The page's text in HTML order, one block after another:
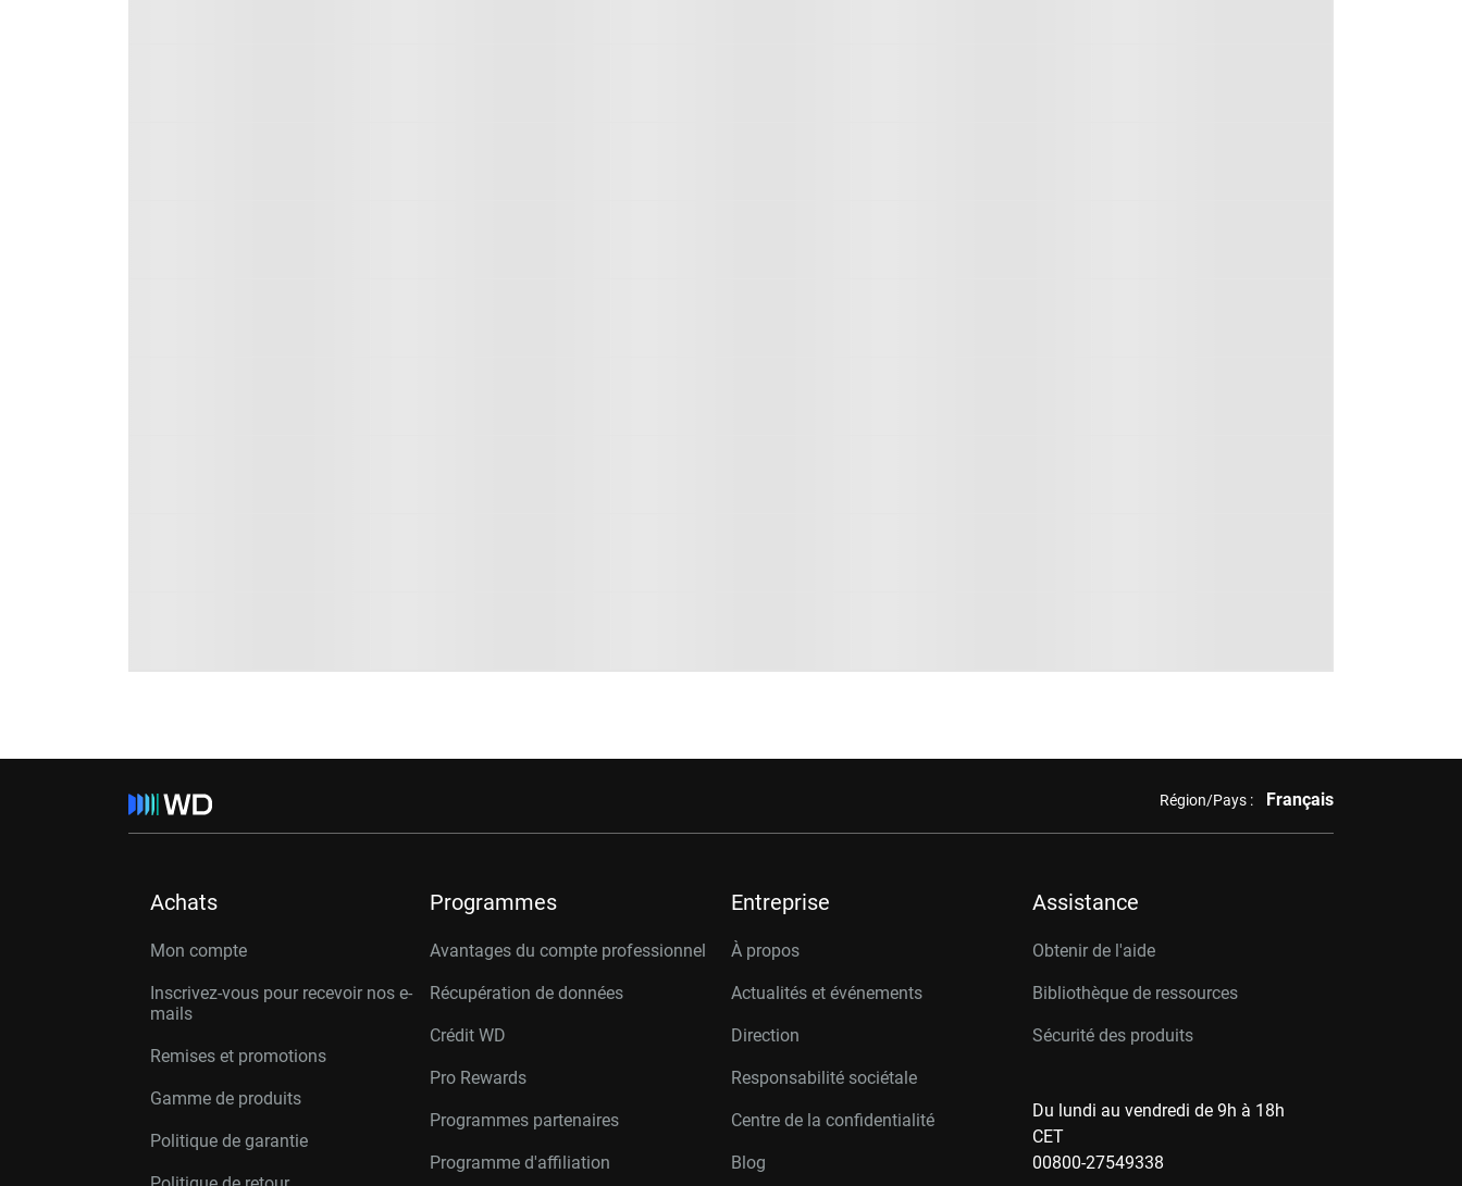
Région/Pays : Français
Achats
Mon compte
Inscrivez-vous pour recevoir nos e-
mails
Remises et promotions
Gamme de produits
Politique de garantie
Programmes
Avantages du compte professionnel
Récupération de données
Crédit WD
Pro Rewards
Programmes partenaires
Programme d'affiliation
Entreprise
À propos
Actualités et événements
Direction
Responsabilité sociétale
Centre de la confidentialité
Blog
Assistance
Obtenir de l'aide
Bibliothèque de ressources
Sécurité des produits
Du lundi au vendredi de 9h à 18h
CET
00800-27549338